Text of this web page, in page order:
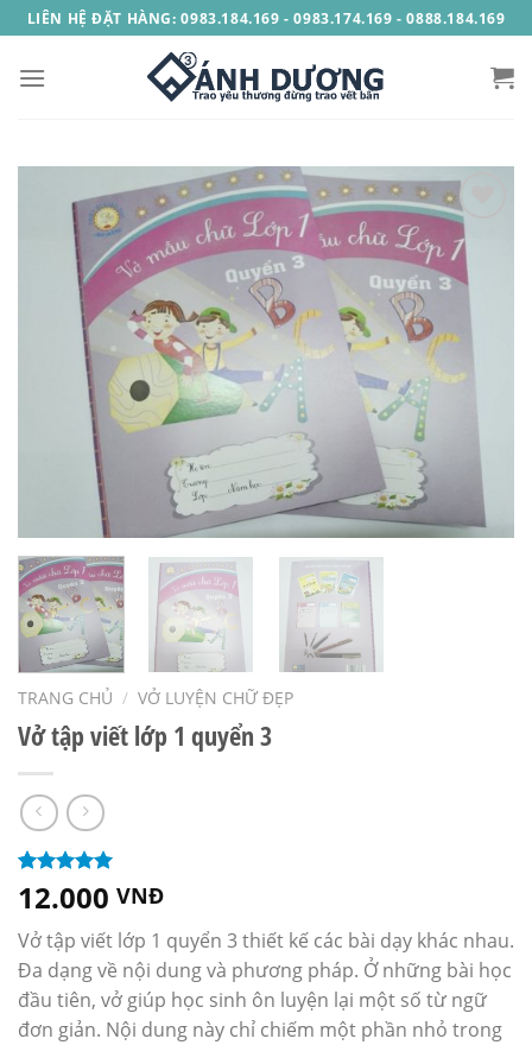
Skip
to
content
LIÊN HỆ ĐẶT HÀNG: 0983.184.169 - 0983.174.169 - 0888.184.169
Add to
TRANG CHỦ / VỞ LUYỆN CHỮ ĐẸP
Vở tập viết lớp 1 quyển 3
5.00 trên 5
dựa trên
201
đánh giá
12.000 VNĐ
Vở tập viết lớp 1 quyển 3 thiết kế các bài dạy khác nhau.
Đa dạng về nội dung và phương pháp. Ở những bài học
đầu tiên, vở giúp học sinh ôn luyện lại một số từ ngữ
đơn giản. Nội dung này chỉ chiếm một phần nhỏ trong